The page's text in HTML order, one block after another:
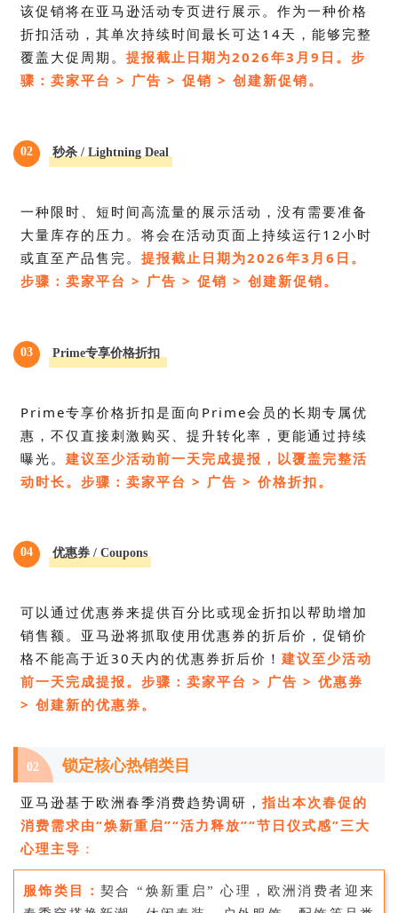
该促销将在亚马逊活动专页进行展示。作为一种价格
折扣活动，其单次持续时间最长可达14天，能够完整
覆盖大促周期。 提报截止日期为2026年3月9日。步
骤：卖家平台 > 广告 > 促销 > 创建新促销。
02 秒杀 / Lightning Deal
一种限时、短时间高流量的展示活动，没有需要准备
大量库存的压力。将会在活动页面上持续运行12小时
或直至产品售完。 提报截止日期为2026年3月6日。
步骤：卖家平台 > 广告 > 促销 > 创建新促销。
03 Prime专享价格折扣
Prime专享价格折扣是面向Prime会员的长期专属优
惠，不仅直接刺激购买、提升转化率，更能通过持续
曝光。 建议至少活动前一天完成提报，以覆盖完整活
动时长。 步骤：卖家平台 > 广告 > 价格折扣。
04 优惠券 / Coupons
可以通过优惠券来提供百分比或现金折扣以帮助增加
销售额。亚马逊将抓取使用优惠券的折后价，促销价
格不能高于近30天内的优惠券折后价！ 建议至少活动
前一天完成提报。 步骤：卖家平台 > 广告 > 优惠券
> 创建新的优惠券。
02 锁定核心热销类目
亚马逊基于欧洲春季消费趋势调研， 指出本次春促的
消费需求由“焕新重启”“活力释放”“节日仪式感”三大
心理主导 ：
服饰类目： 契合 “焕新重启” 心理，欧洲消费者迎来